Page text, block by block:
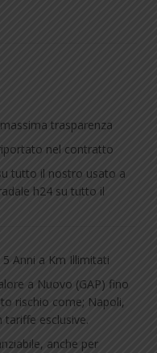
trasparenza
nel contratto
tutto il nostro usato a
h24 su tutto il
Anni a Km Illimitati
a Nuovo (GAP) fino
rischio come; Napoli,
tariffe esclusive.
anche per